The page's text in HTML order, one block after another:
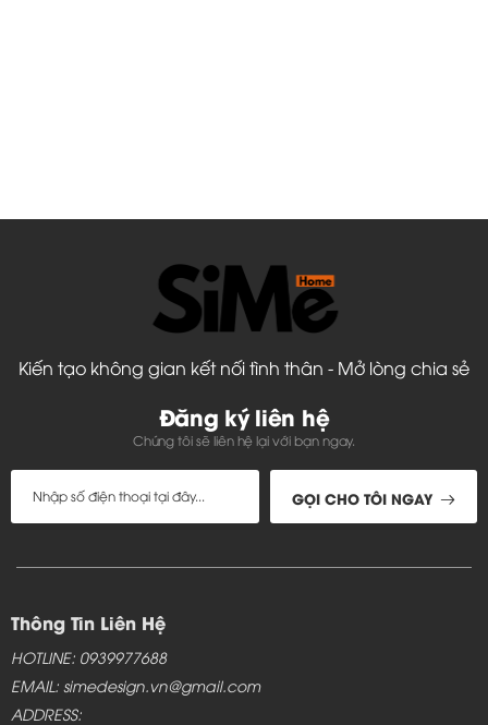
Kiến tạo không gian kết nối tình thân - Mở lòng chia sẻ
Đăng ký liên hệ
Chúng tôi sẽ liên hệ lại với bạn ngay.
GỌI CHO TÔI NGAY
Thông Tin Liên Hệ
HOTLINE: 0939977688
EMAIL: simedesign.vn@gmail.com
ADDRESS: